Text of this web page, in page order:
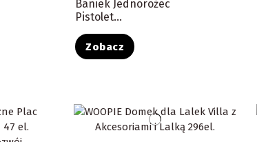
Baniek Jednorożec
Pistolet...
Zobacz